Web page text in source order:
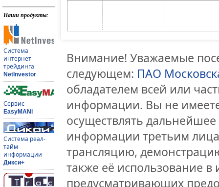
Наши продукты:
Система
интернет-
трейдинга
NetInvestor
Сервис
EasyMANi
Система реал-
тайм
информации
Дикси+
Внимание! Уважаемые
следующем: ПАО
обладателем всей или
информации. Вы не
осуществлять
информации третьим
трансляцию,
также её использование
предусматривающих